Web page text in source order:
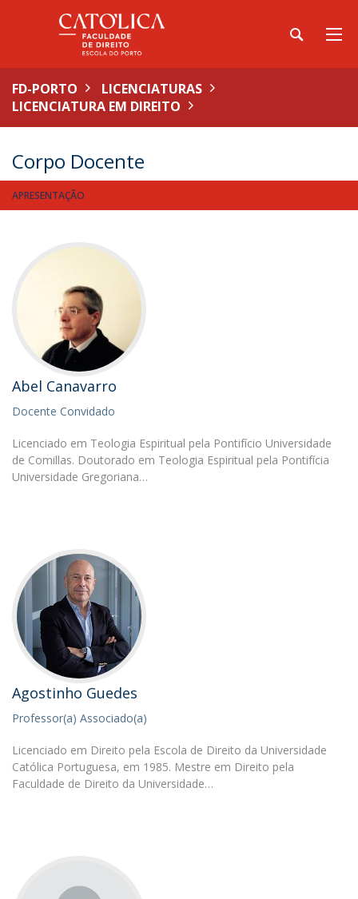
FD-PORTO
LICENCIATURAS
LICENCIATURA EM DIREITO
Corpo Docente
APRESENTAÇÃO
Abel Canavarro
Docente Convidado
Licenciado em Teologia Espiritual pela Pontifício Universidade
de Comillas. Doutorado em Teologia Espiritual pela Pontifícia
Universidade Gregoriana…
Agostinho Guedes
Professor(a) Associado(a)
Licenciado em Direito pela Escola de Direito da Universidade
Católica Portuguesa, em 1985. Mestre em Direito pela
Faculdade de Direito da Universidade…